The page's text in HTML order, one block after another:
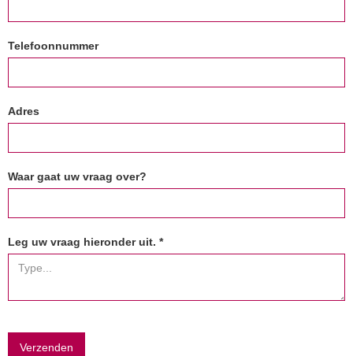
Telefoonnummer
Adres
Waar gaat uw vraag over?
Leg uw vraag hieronder uit. *